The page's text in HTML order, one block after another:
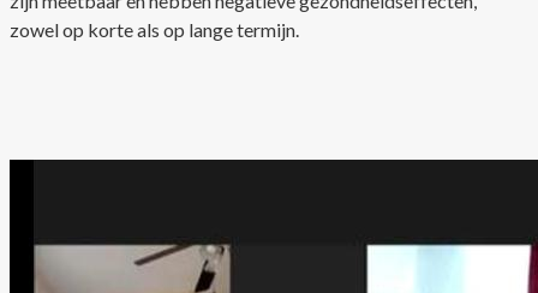
zowel op korte als op lange termijn.